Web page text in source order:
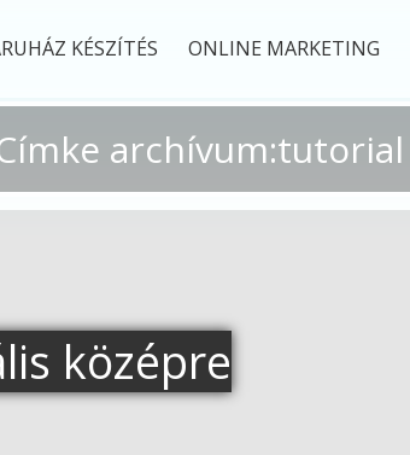
KÉSZÍTÉS ONLINE MARKETING
archívum:tutorial
középre